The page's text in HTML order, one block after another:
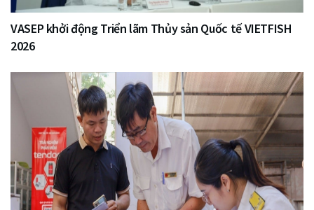
VASEP khởi động Triển lãm Thủy sản Quốc tế VIETFISH
2026